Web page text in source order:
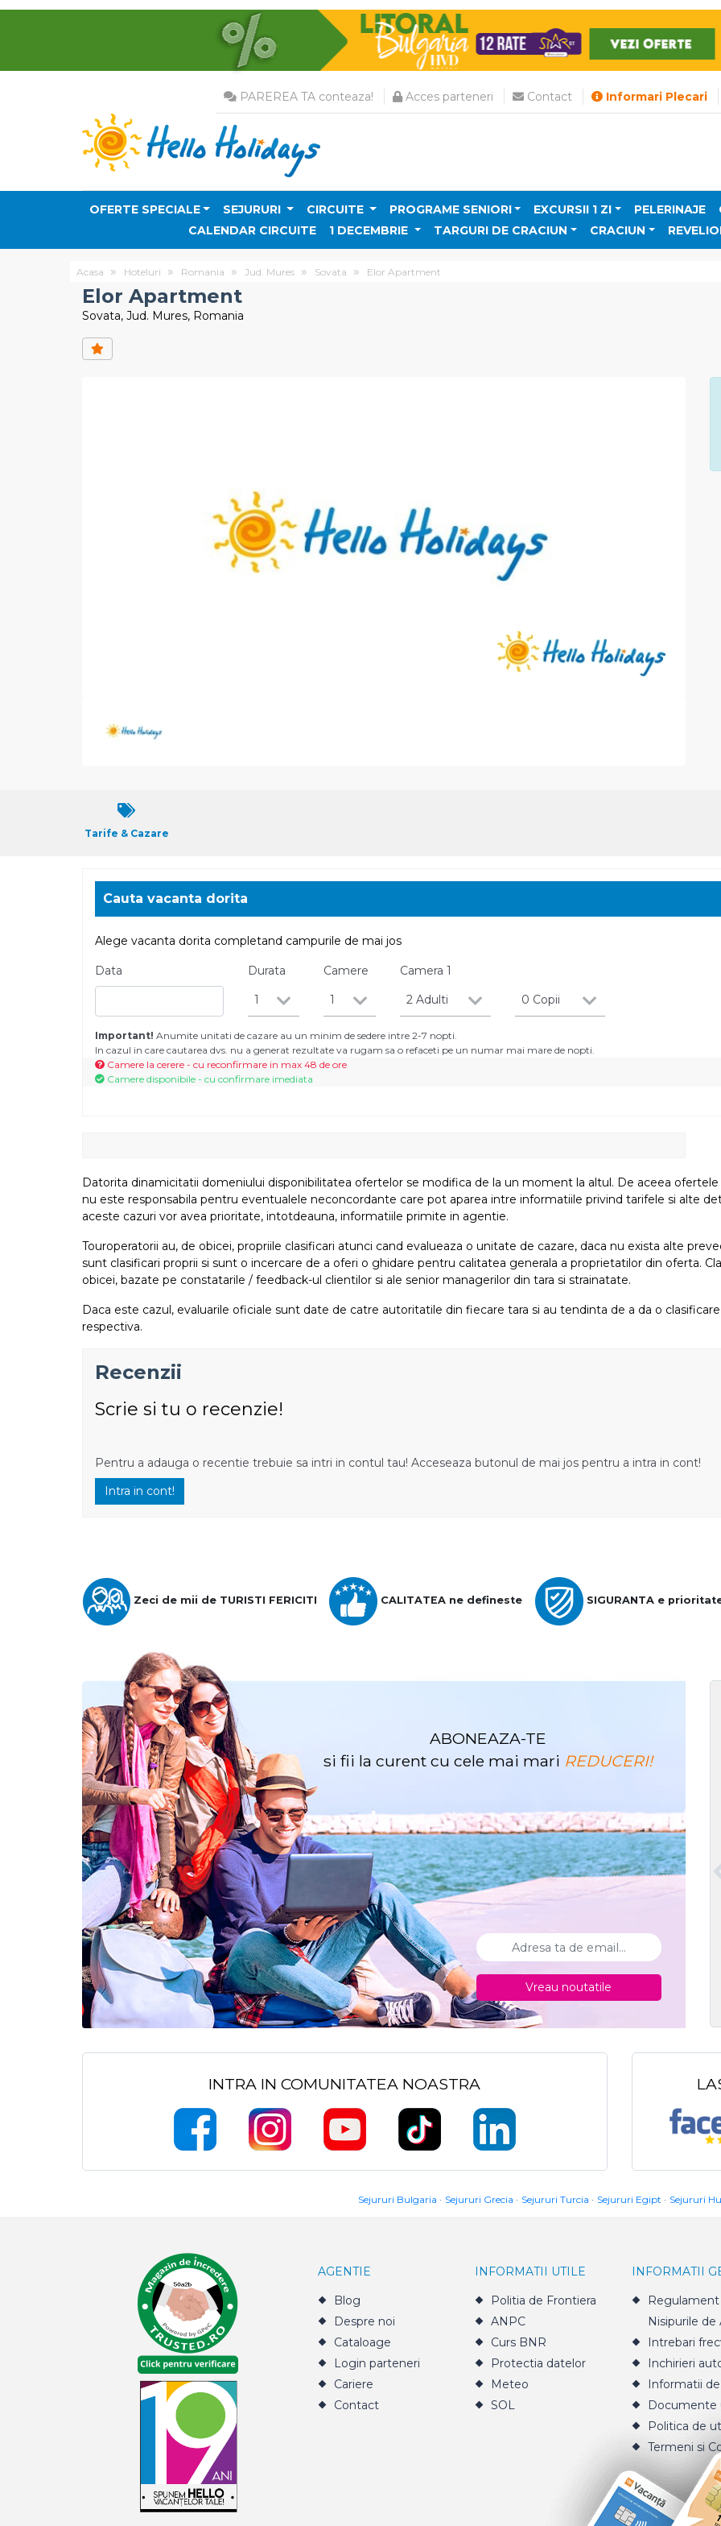
PAREREA TA conteaza! Acces parteneri Contact Informari Plecari
OFERTE SPECIALE SEJURURI CIRCUITE PROGRAME SENIORI EXCURSII 1 ZI PELERINAJE
CALENDAR CIRCUITE
1 DECEMBRIE TARGURI DE CRACIUN CRACIUN
Acasa Hoteluri Romania Jud. Mures Sovata Elor Apartment
Elor Apartment
Sovata, Jud. Mures, Romania
Tarife & Cazare
Cauta vacanta dorita
Alege vacanta dorita completand campurile de mai jos
Data
Durata
1
Camere
1
Camera1
2 Adulti
0 Copii
Important! Anumite unitati de cazare au un minim de sedere intre 2-7 nopti.
In cazul in care cautarea dvs. nu a generat rezultate va rugam sa o refaceti pe un numar mai mare de nopti.
Camere la cerere - cu reconfirmare in max 48 de ore
Camere disponibile - cu confirmare imediata
Datorita dinamicitatii domeniului disponibilitatea ofertelor se modifica de la un moment la altul. De aceea
nu este responsabila pentru eventualele neconcordante care pot aparea intre informatiile privind tarifele si alte
aceste cazuri vor avea prioritate, intotdeauna, informatiile primite in agentie.
Touroperatorii au, de obicei, propriile clasificari atunci cand evalueaza o unitate de cazare, daca nu exista alte
sunt clasificari proprii si sunt o incercare de a oferi o ghidare pentru calitatea generala a proprietatilor din oferta.
obicei, bazate pe constatarile / feedback-ul clientilor si ale senior managerilor din tara si strainatate.
Daca este cazul, evaluarile oficiale sunt date de catre autoritatile din fiecare tara si au tendinta de a da o
respectiva.
Recenzii
Scrie si tu o recenzie!
Pentru a adauga o recentie trebuie sa intri in contul tau! Acceseaza butonul de mai jos pentru a intra in cont!
Intra in cont!
Zeci de mii de TURISTI FERICITI CALITATEA ne defineste SIGURANTA e
ABONEAZA-TE
si fii la curent cu cele mai mari REDUCERI!
Vreau noutatile
INTRA IN COMUNITATEA NOASTRA
Sejururi Bulgaria Sejururi Grecia Sejururi Turcia Sejururi Egipt Sejururi
AGENTIE
Blog
Despre noi
Cataloage
Login parteneri
Cariere
Contact
INFORMATII UTILE
Politia de Frontiera
ANPC
Curs BNR
Protectia datelor
Meteo
SOL
INFORMATII
Regulament
Nisipurile de
Intrebari
Inchirieri
Informatii
Documente
Politica de
Termeni si